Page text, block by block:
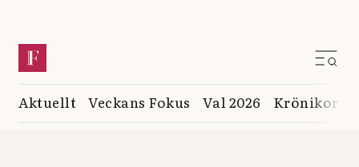
Aktuellt Veckans Fokus Val 2026 Krönikor